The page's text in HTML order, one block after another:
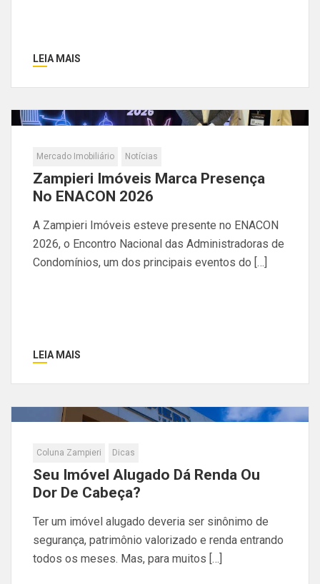
LEIA MAIS
Mercado Imobiliário Notícias
Zampieri Imóveis Marca Presença
No ENACON 2026
A Zampieri Imóveis esteve presente no ENACON
2026, o Encontro Nacional das Administradoras de
Condomínios, um dos principais eventos do […]
LEIA MAIS
Coluna Zampieri Dicas
Seu Imóvel Alugado Dá Renda Ou
Dor De Cabeça?
Ter um imóvel alugado deveria ser sinônimo de
segurança, patrimônio valorizado e renda entrando
todos os meses. Mas, para muitos […]